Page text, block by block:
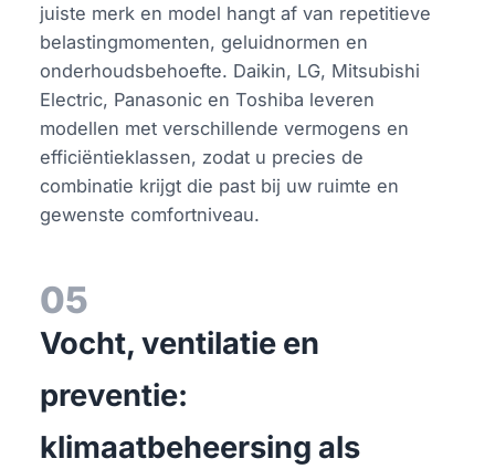
juiste merk en model hangt af van repetitieve
belastingmomenten, geluidnormen en
onderhoudsbehoefte. Daikin, LG, Mitsubishi
Electric, Panasonic en Toshiba leveren
modellen met verschillende vermogens en
efficiëntieklassen, zodat u precies de
combinatie krijgt die past bij uw ruimte en
gewenste comfortniveau.
05
Vocht, ventilatie en
preventie:
klimaatbeheersing als